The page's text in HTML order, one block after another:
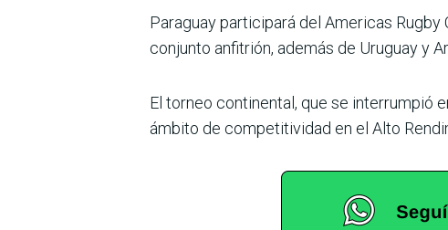
Paraguay participará del Americas
conjunto anfi­trión, además de Uruguay y
El torneo continental, que se interrumpió
ámbito de competitividad en el Alto